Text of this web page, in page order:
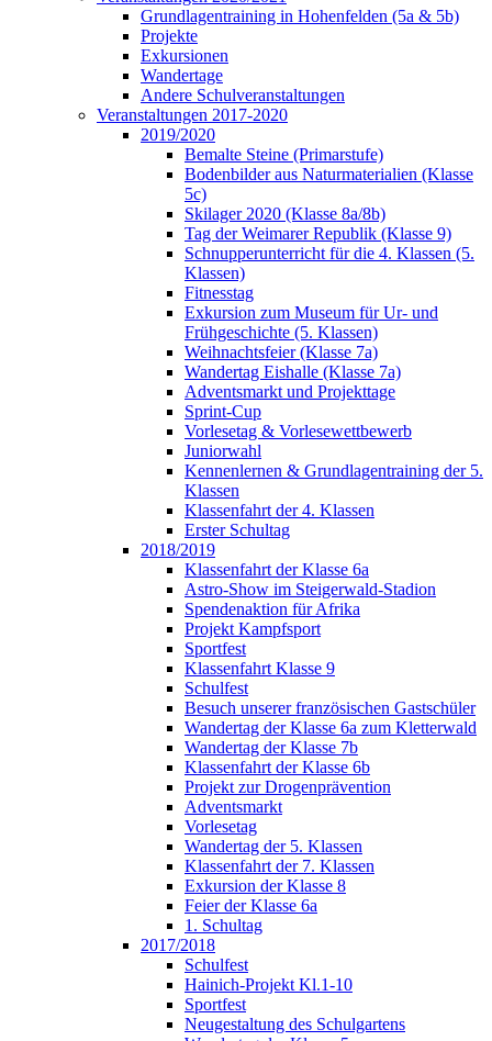
Grundlagentraining in Hohenfelden (5a & 5b)
Projekte
Exkursionen
Wandertage
Andere Schulveranstaltungen
Veranstaltungen 2017-2020
2019/2020
Bemalte Steine (Primarstufe)
Bodenbilder aus Naturmaterialien (Klasse
5c)
Skilager 2020 (Klasse 8a/8b)
Tag der Weimarer Republik (Klasse 9)
Schnupperunterricht für die 4. Klassen (5.
Klassen)
Fitnesstag
Exkursion zum Museum für Ur- und
Frühgeschichte (5. Klassen)
Weihnachtsfeier (Klasse 7a)
Wandertag Eishalle (Klasse 7a)
Adventsmarkt und Projekttage
Sprint-Cup
Vorlesetag & Vorlesewettbewerb
Juniorwahl
Kennenlernen & Grundlagentraining der 5.
Klassen
Klassenfahrt der 4. Klassen
Erster Schultag
2018/2019
Klassenfahrt der Klasse 6a
Astro-Show im Steigerwald-Stadion
Spendenaktion für Afrika
Projekt Kampfsport
Sportfest
Klassenfahrt Klasse 9
Schulfest
Besuch unserer französischen Gastschüler
Wandertag der Klasse 6a zum Kletterwald
Wandertag der Klasse 7b
Klassenfahrt der Klasse 6b
Projekt zur Drogenprävention
Adventsmarkt
Vorlesetag
Wandertag der 5. Klassen
Klassenfahrt der 7. Klassen
Exkursion der Klasse 8
Feier der Klasse 6a
1. Schultag
2017/2018
Schulfest
Hainich-Projekt Kl.1-10
Sportfest
Neugestaltung des Schulgartens